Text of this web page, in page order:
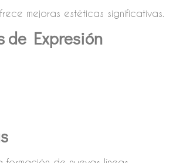
mejoras estéticas significativas.
de Expresión